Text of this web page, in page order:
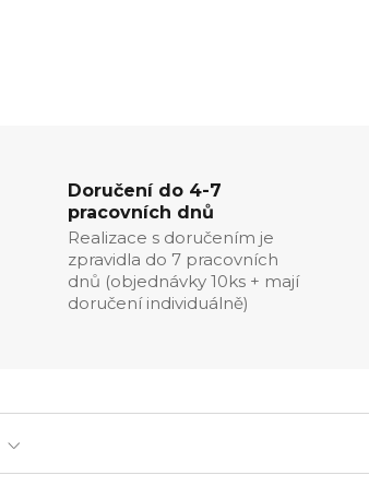
Doručení do 4-7
pracovních dnů
Realizace s doručením je
zpravidla do 7 pracovních
dnů (objednávky 10ks + mají
doručení individuálně)